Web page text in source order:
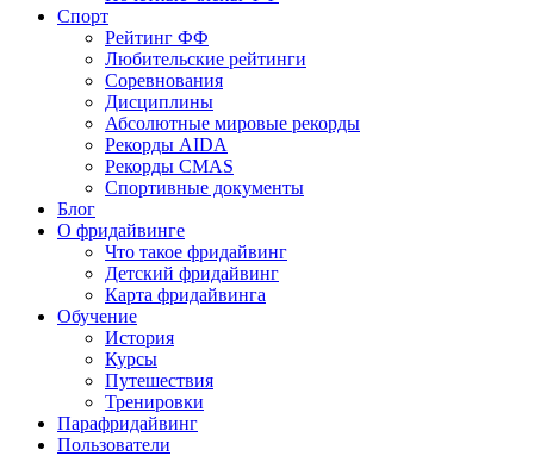
Спорт
Рейтинг ФФ
Любительские рейтинги
Соревнования
Дисциплины
Абсолютные мировые рекорды
Рекорды AIDA
Рекорды CMAS
Спортивные документы
Блог
О фридайвинге
Что такое фридайвинг
Детский фридайвинг
Карта фридайвинга
Обучение
История
Курсы
Путешествия
Тренировки
Парафридайвинг
Пользователи